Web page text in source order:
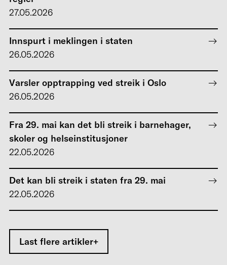
27.05.2026
Innspurt i meklingen i staten
26.05.2026
Varsler opptrapping ved streik i Oslo
26.05.2026
Fra 29. mai kan det bli streik i barnehager,
skoler og helseinstitusjoner
22.05.2026
Det kan bli streik i staten fra 29. mai
22.05.2026
Last flere artikler